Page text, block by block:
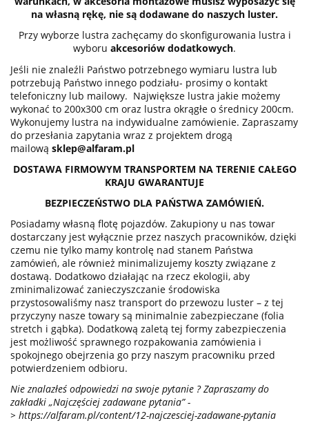
na własną rękę, nie są dodawane do naszych luster.
Przy wyborze lustra zachęcamy do skonfigurowania lustra i
wyboru akcesoriów dodatkowych.
Jeśli nie znaleźli Państwo potrzebnego wymiaru lustra lub
potrzebują Państwo innego podziału- prosimy o kontakt
telefoniczny lub mailowy. Największe lustra jakie możemy
wykonać to 200x300 cm oraz lustra okrągłe o średnicy 200cm.
Wykonujemy lustra na indywidualne zamówienie. Zapraszamy
do przesłania zapytania wraz z projektem drogą
mailową sklep@alfaram.pl
DOSTAWA FIRMOWYM TRANSPORTEM NA TERENIE CAŁEGO
KRAJU GWARANTUJE
BEZPIECZEŃSTWO DLA PAŃSTWA ZAMÓWIEŃ.
Posiadamy własną flotę pojazdów. Zakupiony u nas towar
dostarczany jest wyłącznie przez naszych pracowników, dzięki
czemu nie tylko mamy kontrolę nad stanem Państwa
zamówień, ale również minimalizujemy koszty związane z
dostawą. Dodatkowo działając na rzecz ekologii, aby
zminimalizować zanieczyszczanie środowiska
przystosowaliśmy nasz transport do przewozu luster – z tej
przyczyny nasze towary są minimalnie zabezpieczane (folia
stretch i gąbka). Dodatkową zaletą tej formy zabezpieczenia
jest możliwość sprawnego rozpakowania zamówienia i
spokojnego obejrzenia go przy naszym pracowniku przed
potwierdzeniem odbioru.
Nie znalazłeś odpowiedzi na swoje pytanie ? Zapraszamy do
zakładki „Najczęściej zadawane pytania” -
> https://alfaram.pl/content/12-najczesciej-zadawane-pytania